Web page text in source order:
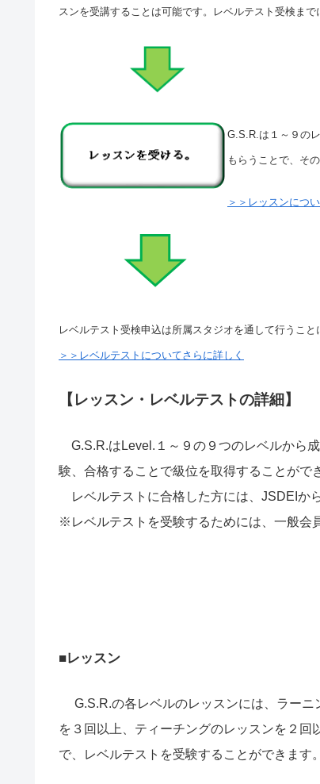
スンを受講することは可能です。レベルテスト受検まで
G.S.R.は１～９の
もらうことで、そ
＞＞レッスンにつ
レベルテスト受検申込は所属スタジオを通して行うこ
＞＞レベルテストについてさらに詳しく
【レッスン・レベルテストの詳細】
G.S.R.はLevel.１～９の９つのレベルから
験、合格することで級位を取得することがで
レベルテストに合格した方には、JSDEIか
※レベルテストを受験するためには、一般会
■レッスン
G.S.R.の各レベルのレッスンには、ラーニ
を３回以上、ティーチングのレッスンを２回
で、レベルテストを受験することができます。